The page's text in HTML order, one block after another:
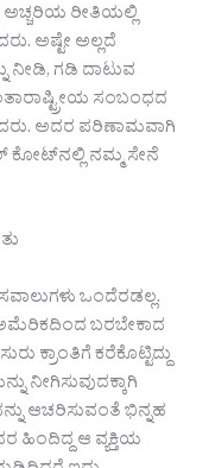
ಅಚ್ಚರಿಯ ರೀತಿಯಲ್ಲಿ
ಅಷ್ಟೇ ಅಲ್ಲದೆ
ನೀಡಿ, ಗಡಿ ದಾಟುವ
ಸಂಬಂಧದ
ಅದರ ಪರಿಣಾಮವಾಗಿ
ನಮ್ಮ ಸೇನೆ
ಒಂದೆರಡಲ್ಲ.
ಅಮೆರಿಕದಿಂದ ಬರಬೇಕಾದ
ಕ್ರಾಂತಿಗೆ ಕರೆಕೊಟ್ಟಿದ್ದು
ನೀಗಿಸುವುದಕ್ಕಾಗಿ
ಆಚರಿಸುವಂತೆ ಭಿನ್ನಹ
ಹಿಂದಿದ್ದ ಆ ವ್ಯಕ್ತಿಯ